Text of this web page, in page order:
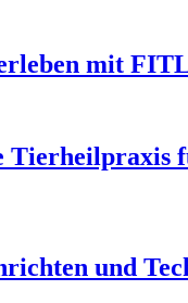
erleben mit
Tierheilpraxis
und